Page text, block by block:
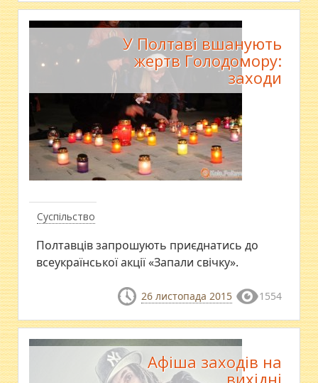
Суспільство
У Полтаві вшанують
жертв Голодомору:
заходи
Полтавців запрошують приєднатись до
всеукраїнської акції «Запали свічку».
26 листопада 2015 1554
Афіша заходів на
вихідні